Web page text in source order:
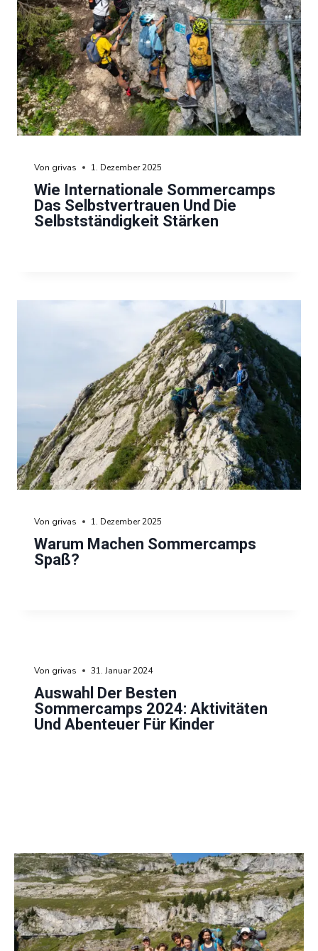
Wie Internationale Sommercamps
Das Selbstvertrauen Und Die
Selbstständigkeit Stärken
Von grivas 1. Dezember 2025
Warum Machen Sommercamps
Spaß?
Von grivas 1. Dezember 2025
Auswahl Der Besten
Sommercamps 2024: Aktivitäten
Und Abenteuer Für Kinder
Von grivas 31. Januar 2024